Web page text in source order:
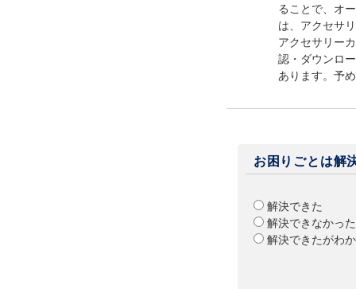
ることで、オ
は、アクセサ
アクセサリー
認・ダウンロ
あります。予
お困りごとは解
解決できた
解決できなかった
解決できたがわ